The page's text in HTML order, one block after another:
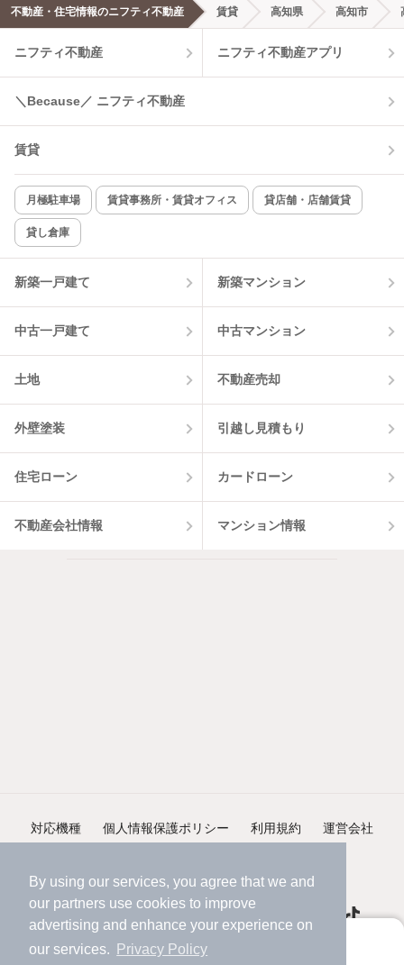
By using our services, you agree that we and
our partners use cookies to improve
advertising and enhance your experience on
our services.
Privacy Policy
アプリに切り替えて、サクサクお部屋探し
エアコンあり 都市ガス
温水洗浄便座 オートロック
コンロ2口以上
新着のみ インターネット無料
該当件数:
物件一覧に反映
不動産・住宅情報のニフティ不動産 賃貸 高知県 高知市
ニフティ不動産 ニフティ不動産アプリ
＼Because／ ニフティ不動産
賃貸
月極駐車場 賃貸事務所・賃貸オフィス 貸店舗・店舗賃貸
貸し倉庫
新築一戸建て 新築マンション
中古一戸建て 中古マンション
土地 不動産売却
外壁塗装 引越し見積もり
住宅ローン カードローン
不動産会社情報 マンション情報
対応機種 個人情報保護ポリシー 利用規約 運営会社